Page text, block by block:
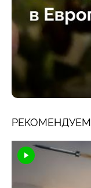
РЕКОМЕНДУЕМ